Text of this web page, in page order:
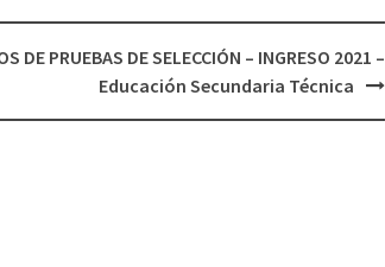
DE PRUEBAS DE SELECCIÓN – INGRESO 2021 –
Educación Secundaria Técnica